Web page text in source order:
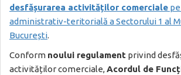
desfășurarea activităților comerciale
administrativ-teritorială a Sectorului 1 al
București.
Conform noului regulament privind
activităților comerciale,Acordul de